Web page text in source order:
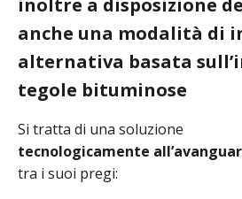
inoltre a disposizione
anche una modalità di
alternativa basata
tegole bituminose
Si tratta di una soluzione
tecnologicamente
tra i suoi pregi: